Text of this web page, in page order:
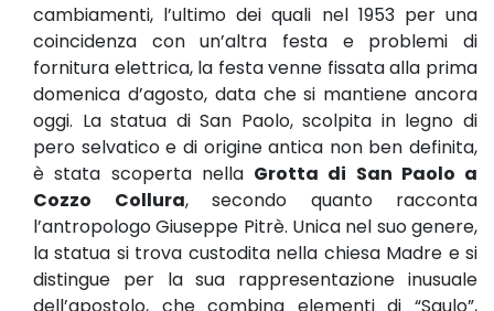
cambiamenti, l’ultimo dei quali nel 1953 per una
coincidenza con un’altra festa e problemi di
fornitura elettrica, la festa venne fissata alla prima
domenica d’agosto, data che si mantiene ancora
oggi. La statua di San Paolo, scolpita in legno di
pero selvatico e di origine antica non ben definita,
è stata scoperta nella Grotta di San Paolo a
Cozzo Collura, secondo quanto racconta
l’antropologo Giuseppe Pitrè. Unica nel suo genere,
la statua si trova custodita nella chiesa Madre e si
distingue per la sua rappresentazione inusuale